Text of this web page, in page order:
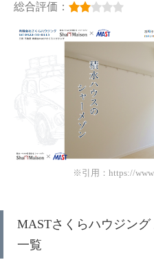
総合評価：
※引用：https://
MASTさくらハウジング
一覧